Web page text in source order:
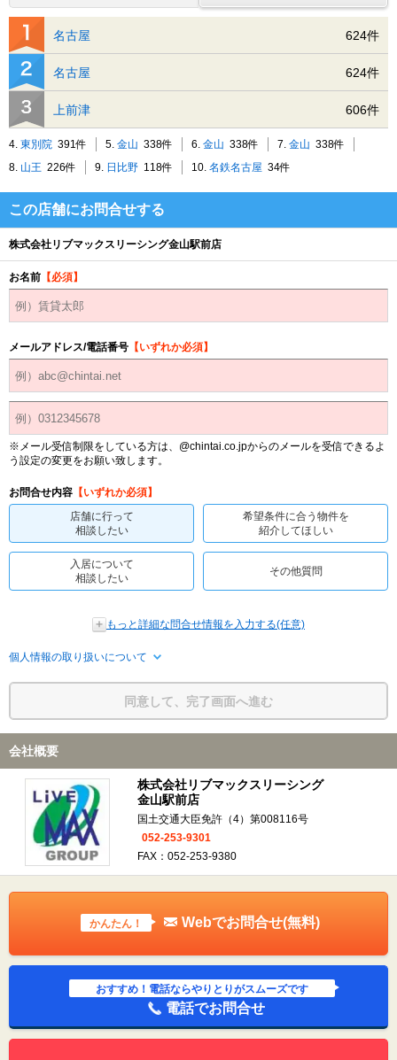
名古屋 624件
名古屋 624件
上前津 606件
4. 東別院 391件 5. 金山 338件 6. 金山 338件 7. 金山 338件
8. 山王 226件 9. 日比野 118件 10. 名鉄名古屋 34件
この店舗にお問合せする
株式会社リブマックスリーシング金山駅前店
お名前 【必須】
メールアドレス/電話番号 【いずれか必須】
※メール受信制限をしている方は、@chintai.co.jpからのメールを受信できるよ
う設定の変更をお願い致します。
お問合せ内容 【いずれか必須】
店舗に行って
相談したい
希望条件に合う物件を
紹介してほしい
入居について
相談したい
その他質問
もっと詳細な問合せ情報を入力する(任意)
個人情報の取り扱いについて
同意して、完了画面へ進む
会社概要
株式会社リブマックスリーシング
金山駅前店
国土交通大臣免許（4）第008116号
052-253-9301
FAX：052-253-9380
かんたん！ Webでお問合せ(無料)
おすすめ！電話ならやりとりがスムーズです
電話でお問合せ